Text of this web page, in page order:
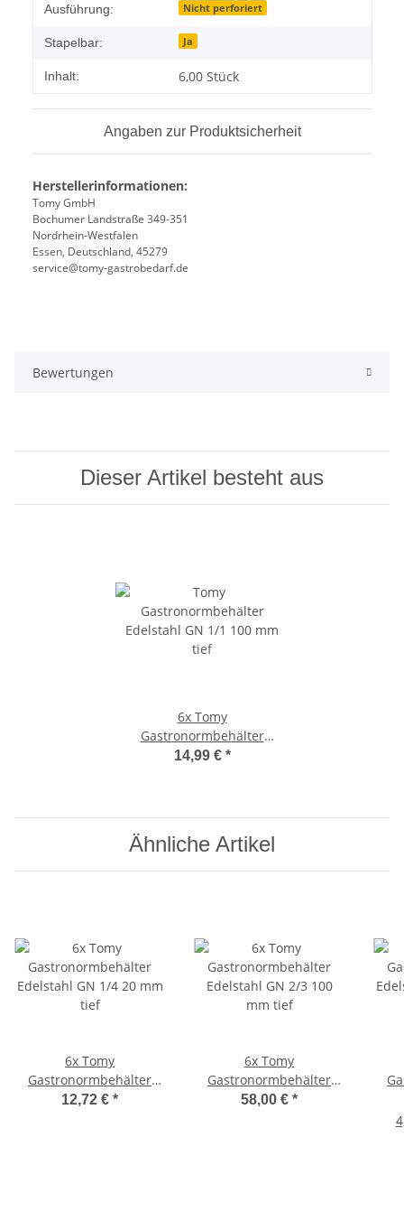
Ausführung: Nicht perforiert
Stapelbar: Ja
Inhalt: 6,00 Stück
Angaben zur Produktsicherheit
Herstellerinformationen:
Tomy GmbH
Bochumer Landstraße 349-351
Nordrhein-Westfalen
Essen, Deutschland, 45279
service@tomy-gastrobedarf.de
Bewertungen
Dieser Artikel besteht aus
6x Tomy
Gastronormbehälter
Edelstahl GN 1/1 100 mm
14,99 € *
Ähnliche Artikel
6x Tomy
Gastronormbehälter
Edelstahl GN 1/4 20 mm
12,72 € *
6x Tomy
Gastronormbehälter
Edelstahl GN 2/3 100
58,00 € *